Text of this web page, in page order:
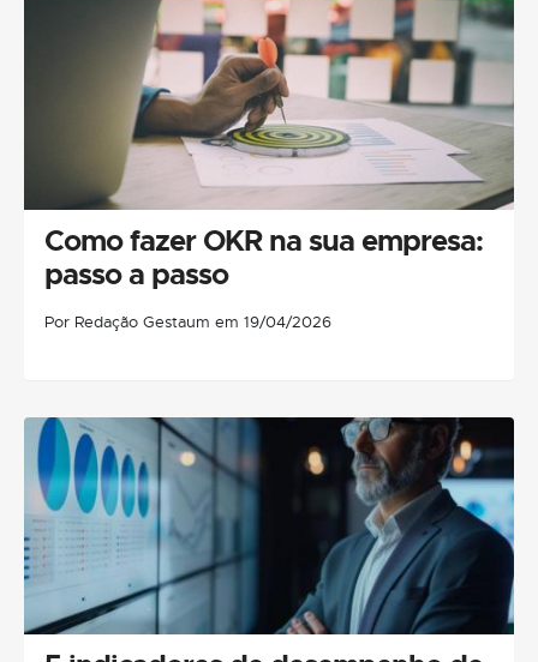
Como fazer OKR na sua empresa:
passo a passo
Por Redação Gestaum em 19/04/2026